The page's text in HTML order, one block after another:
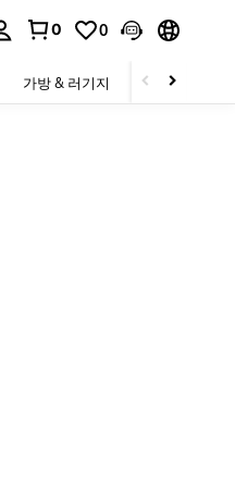
0 0
가방 & 러기지 스포츠 & 아웃